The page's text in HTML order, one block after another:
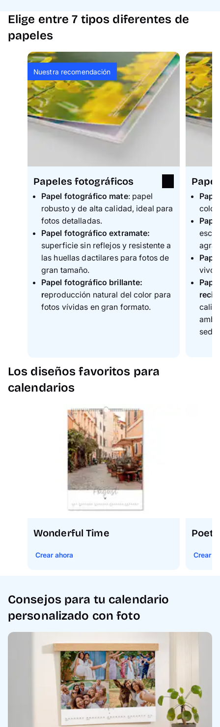
Elige entre 7 tipos diferentes de
papeles
Nuestra recomendación
Papeles fotográficos
Papel fotográfico mate: papel
robusto y de alta calidad, ideal para
fotos detalladas.
Papel fotográfico extramate:
superficie sin reflejos y resistente a
las huellas dactilares para fotos de
gran tamaño.
Papel fotográfico brillante:
reproducción natural del color para
fotos vívidas en gran formato.
color
Los diseños favoritos para
calendarios
Wonderful Time
Crear ahora Crear
Consejos para tu calendario
personalizado con foto